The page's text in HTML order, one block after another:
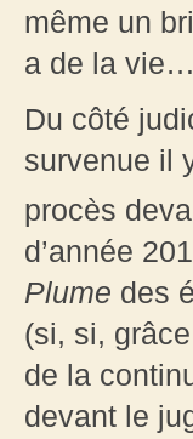
même un
a de la
Du côté
survenue il
procès
d’année
Plume des
(si, si,
de la
devant le